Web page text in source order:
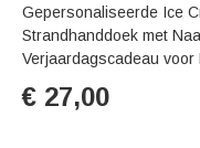
Gepersonaliseerde Ice
Strandhanddoek met
Verjaardagscadeau voor
€ 27,00